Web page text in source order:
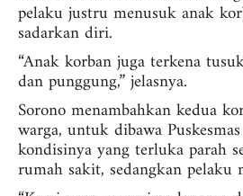
pelaku justru menusuk anak
sadarkan diri.
“Anak korban juga terkena
dan punggung,” jelasnya.
Sorono menambahkan kedua
warga, untuk dibawa
kondisinya yang terluka parah
rumah sakit, sedangkan